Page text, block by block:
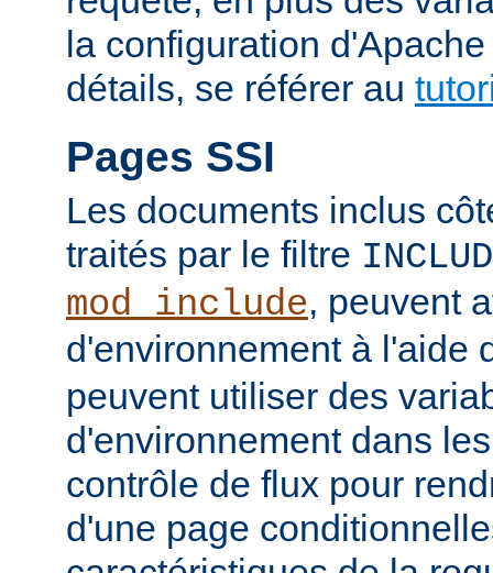
la configuration
détails, se référer au
Pages SSI
Les documents inclus
traités par le filtre
mod_include, peuvent
d'environnement à l'aide
peuvent utiliser des
d'environnement dans
contrôle de flux pour
d'une page